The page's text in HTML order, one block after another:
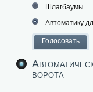
Шлагбаумы
Автоматику
ворота